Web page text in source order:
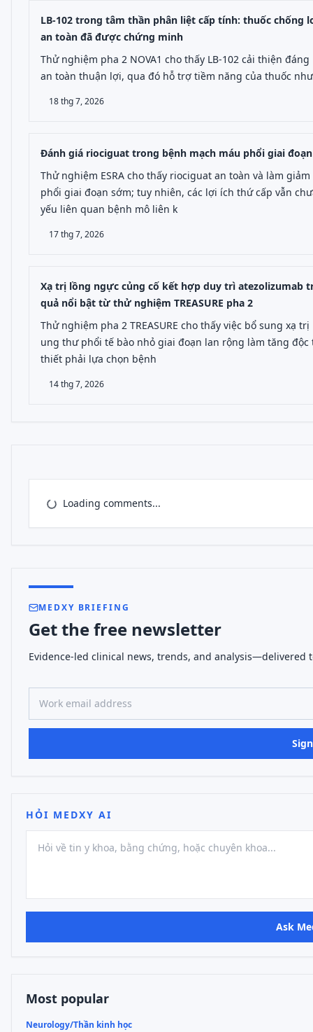
LB-102 trong tâm thần phân liệt cấp tính: thuốc
an toàn đã được chứng minh
Thử nghiệm pha 2 NOVA1 cho thấy LB-102 cải thiện
an toàn thuận lợi, qua đó hỗ trợ tiềm năng của thuốc
18 thg 7, 2026
Đánh giá riociguat trong bệnh mạch máu phổi giai
Thử nghiệm ESRA cho thấy riociguat an toàn và làm
phổi giai đoạn sớm; tuy nhiên, các lợi ích thứ cấp vẫn
yếu liên quan bệnh mô liên k
17 thg 7, 2026
Xạ trị lồng ngực củng cố kết hợp duy trì atezolizumab
quả nổi bật từ thử nghiệm TREASURE pha 2
Thử nghiệm pha 2 TREASURE cho thấy việc bổ sung xạ
ung thư phổi tế bào nhỏ giai đoạn lan rộng làm tăng
thiết phải lựa chọn bệnh
14 thg 7, 2026
Loading comments...
MEDXY BRIEFING
Get the free newsletter
Evidence-led clinical news, trends, and analysis—delivered
Work email address
HỎI MEDXY AI
Ask
Most popular
Neurology/Thần kinh học